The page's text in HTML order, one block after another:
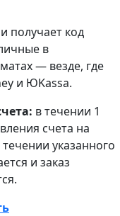
получает код
в
— везде, где
и ЮKassa.
в течении 1
счета на
указанного
и заказ